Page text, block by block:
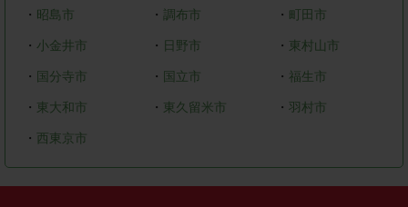
・ 昭島市 ・ 調布市 ・ 町田市
・ 小金井市 ・ 日野市 ・ 東村山市
・ 国分寺市 ・ 国立市 ・ 福生市
・ 東大和市 ・ 東久留米市 ・羽村市
・ 西東京市